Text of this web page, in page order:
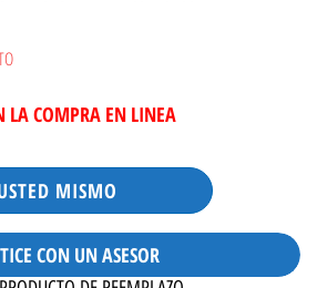
LA COMPRA EN LINEA
MISMO
CON UN ASESOR